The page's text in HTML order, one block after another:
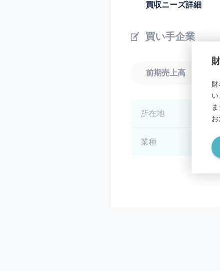
買収ニーズ詳細
い
買い手企業
前期売上高
所在地
業種